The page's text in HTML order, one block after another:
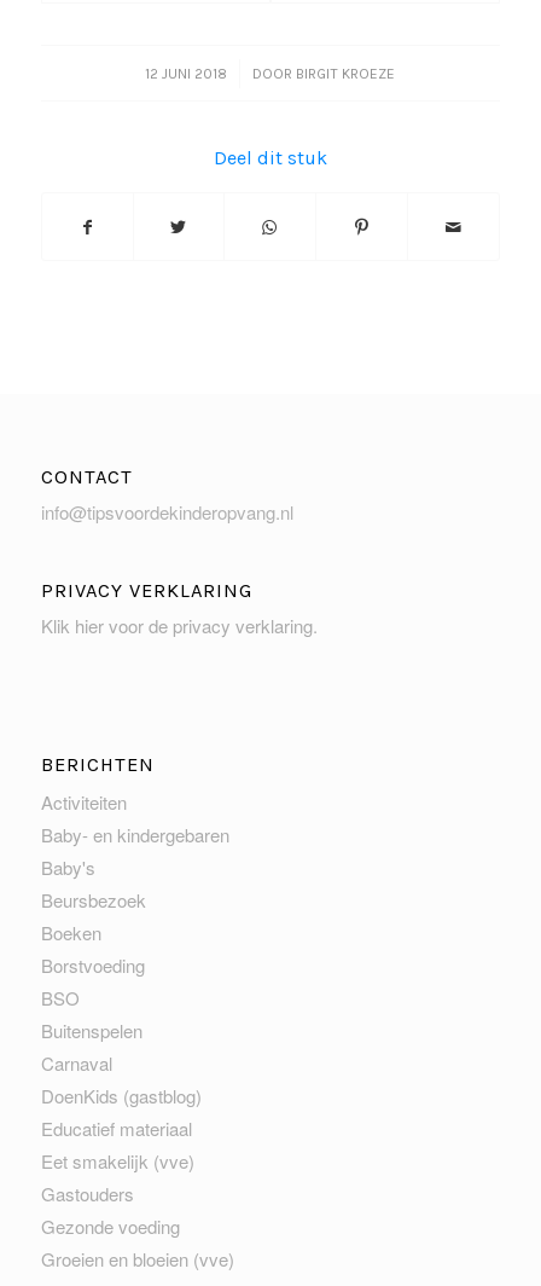
12 JUNI 2018
/ DOOR BIRGIT KROEZE
Deel dit stuk
CONTACT
info@tipsvoordekinderopvang.nl
PRIVACY VERKLARING
Klik hier voor de privacy verklaring.
BERICHTEN
Activiteiten
Baby- en kindergebaren
Baby's
Beursbezoek
Boeken
Borstvoeding
BSO
Buitenspelen
Carnaval
DoenKids (gastblog)
Educatief materiaal
Eet smakelijk (vve)
Gastouders
Gezonde voeding
Groeien en bloeien (vve)